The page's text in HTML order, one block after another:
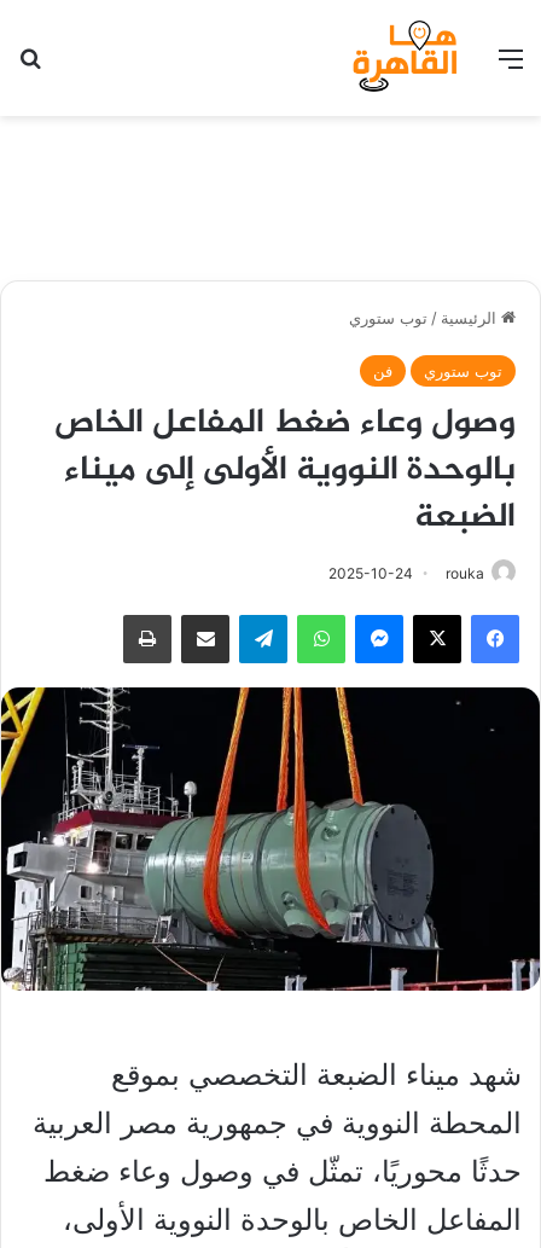
القائمة
الرئيسية / توب ستوري
توب ستوري فن
وصول وعاء ضغط المفاعل الخاص
بالوحدة النووية الأولى إلى ميناء
الضبعة
rouka
2025-10-24
فيسبوك ‫X ماسنجر واتساب تيلقرام مشاركة عبر البريد طباعة
شهد ميناء الضبعة التخصصي بموقع
المحطة النووية في جمهورية مصر العربية
حدثًا محوريًا، تمثّل في وصول وعاء ضغط
المفاعل الخاص بالوحدة النووية الأولى،